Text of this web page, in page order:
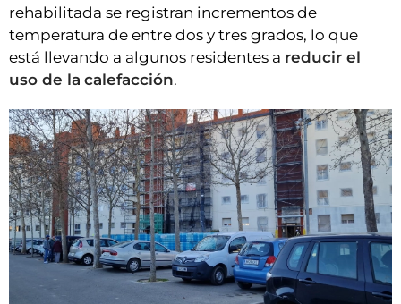
rehabilitada se registran incrementos de
temperatura de entre dos y tres grados, lo que
está llevando a algunos residentes a reducir el
uso de la calefacción.